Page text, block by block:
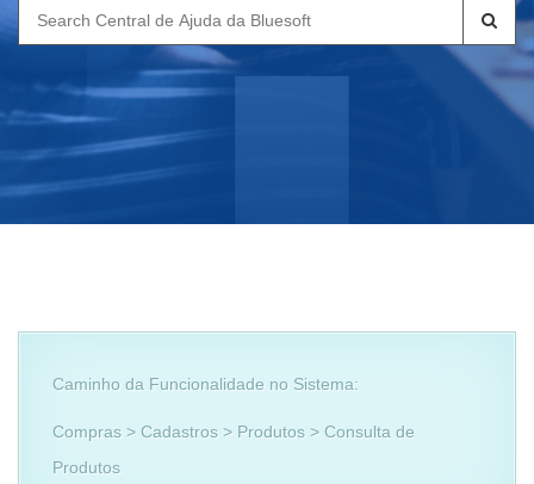
Search
for:
Caminho da Funcionalidade no Sistema:
Compras > Cadastros > Produtos > Consulta de
Produtos